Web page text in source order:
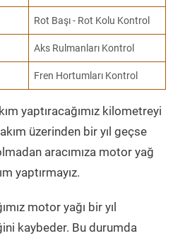
Rot Başı - Rot Kolu Kontrol
Aks Rulmanları Kontrol
Fren Hortumları Kontrol
yaptıracağımız kilometreyi
üzerinden bir yıl geçse
aracımıza motor yağ
yaptırmayız.
motor yağı bir yıl
kaybeder. Bu durumda